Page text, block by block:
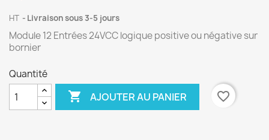
HT Livraison sous 3-5 jours
Module 12 Entrées 24VCC logique positive ou négative sur
bornier
Quantité
 AJOUTER AU PANIER favorite_border